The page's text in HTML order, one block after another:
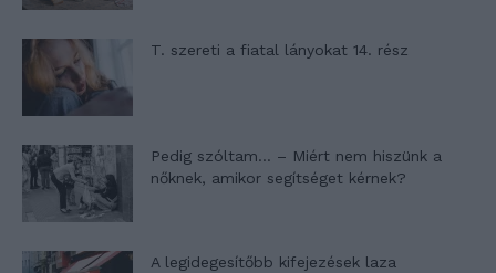
T. szereti a fiatal lányokat 14. rész
Pedig szóltam… – Miért nem hiszünk a
nőknek, amikor segítséget kérnek?
A legidegesítőbb kifejezések laza